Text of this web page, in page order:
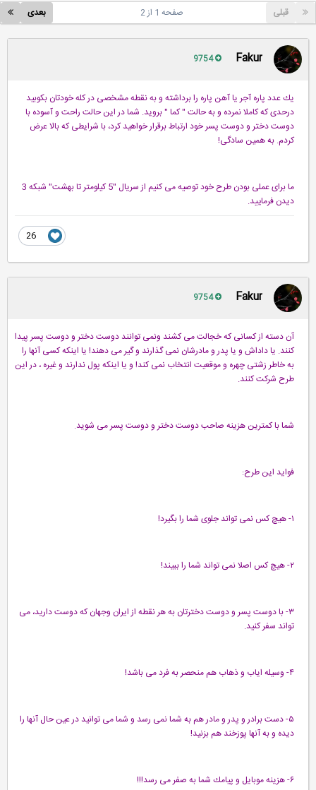
قبلی بعدی صفحه 1 از 2
Fakur
یك عدد پاره آجر یا آهن پاره را برداشته و به نقطه مشخصی در كله خودتان بكوبید
درحدی كه كاملا نمرده و به حالت " كما " بروید. شما در این حالت راحت و آسوده با
دوست دختر و دوست پسر خود ارتباط برقرار خواهید كرد، با شرایطی كه بالا عرض
كردم. به همین سادگی!
ما برای عملی بودن طرح خود توصیه می كنیم از سریال "5 كیلومتر تا بهشت" شبكه 3
دیدن فرمایید.
Fakur
ن دسته از كسانی كه خجالت می كشند ونمی توانند دوست دختر و دوست پسر پیدا
كنند. یا داداش و یا پدر و مادرشان نمی گذارند و گیر می دهند! یا اینكه كسی آنها را
به خاطر زشتی چهره و موقعیت انتخاب نمی كند! و یا اینكه پول ندارند و غیره ، در این
طرح شركت كنند.
شما با كمترین هزینه صاحب دوست دختر و دوست پسر می شوید.
فواید این طرح:
۳- با دوست پسر و دوست دخترتان به هر نقطه از ایران وجهان كه دوست دارید، می
تواند سفر كنید.
۵- دست برادر و پدر و مادر هم به شما نمی رسد و شما می توانید در عین حال آنها را
دیده و به آنها پوزخند هم بزنید!